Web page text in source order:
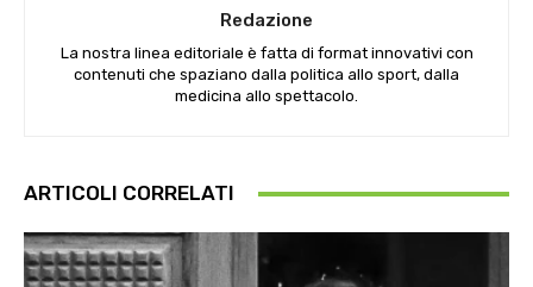
Redazione
La nostra linea editoriale è fatta di format innovativi con
contenuti che spaziano dalla politica allo sport, dalla
medicina allo spettacolo.
ARTICOLI CORRELATI